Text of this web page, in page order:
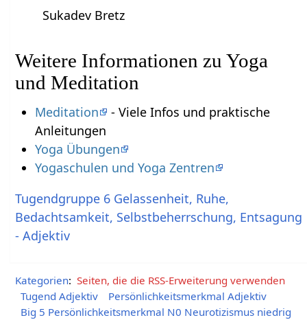
Sukadev Bretz
Weitere Informationen zu Yoga
und Meditation
Meditation
- Viele Infos und praktische
Anleitungen
Yoga Übungen
Yogaschulen und Yoga Zentren
Tugendgruppe 6 Gelassenheit, Ruhe,
Bedachtsamkeit, Selbstbeherrschung, Entsagung
- Adjektiv
Kategorien: Seiten, die die RSS-Erweiterung verwenden
Tugend Adjektiv
Persönlichkeitsmerkmal Adjektiv
Big 5 Persönlichkeitsmerkmal N0 Neurotizismus niedrig